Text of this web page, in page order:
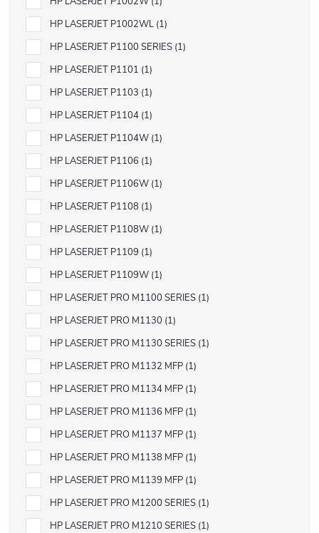
HP LASERJET P1002WL 1
HP LASERJET P1100 SERIES 1
HP LASERJET P1101 1
HP LASERJET P1103 1
HP LASERJET P1104 1
HP LASERJET P1104W 1
HP LASERJET P1106 1
HP LASERJET P1106W 1
HP LASERJET P1108 1
HP LASERJET P1108W 1
HP LASERJET P1109 1
HP LASERJET P1109W 1
HP LASERJET PRO M1100 SERIES 1
HP LASERJET PRO M1130 1
HP LASERJET PRO M1130 SERIES 1
HP LASERJET PRO M1132 MFP 1
HP LASERJET PRO M1134 MFP 1
HP LASERJET PRO M1136 MFP 1
HP LASERJET PRO M1137 MFP 1
HP LASERJET PRO M1138 MFP 1
HP LASERJET PRO M1139 MFP 1
HP LASERJET PRO M1200 SERIES 1
HP LASERJET PRO M1210 SERIES 1